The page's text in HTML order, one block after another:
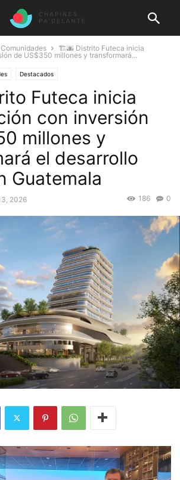
🏗️🌆 Distrito Futeca inicia
de US$350 millones y transformará...
Destacados
Futeca inicia
con inversión
millones y
el desarrollo
Guatemala
2026 0
186